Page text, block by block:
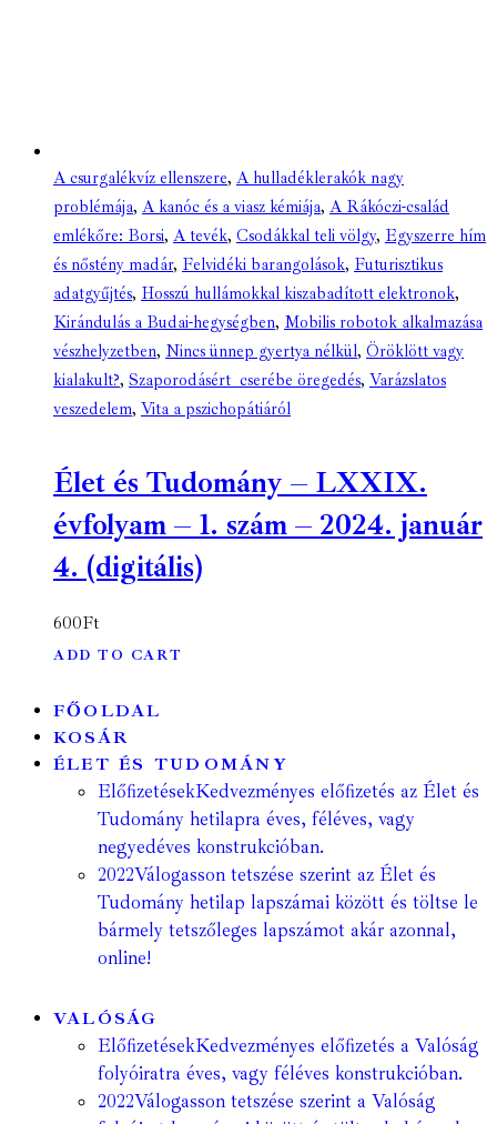
A csurgalékvíz ellenszere, A hulladéklerakók nagy
problémája, A kanóc és a viasz kémiája, A Rákóczi-család
emlékőre: Borsi, A tevék, Csodákkal teli völgy, Egyszerre hím
és nőstény madár, Felvidéki barangolások, Futurisztikus
adatgyűjtés, Hosszú hullámokkal kiszabadított elektronok,
Kirándulás a Budai-hegységben, Mobilis robotok alkalmazása
vészhelyzetben, Nincs ünnep gyertya nélkül, Öröklött vagy
kialakult?, Szaporodásért cserébe öregedés, Varázslatos
veszedelem, Vita a pszichopátiáról
Élet és Tudomány – LXXIX.
évfolyam – 1. szám – 2024. január
4. (digitális)
600Ft
ADD TO CART
FŐOLDAL
KOSÁR
ÉLET ÉS TUDOMÁNY
ElőfizetésekKedvezményes előfizetés az Élet és
Tudomány hetilapra éves, féléves, vagy
negyedéves konstrukcióban.
2022Válogasson tetszése szerint az Élet és
Tudomány hetilap lapszámai között és töltse le
bármely tetszőleges lapszámot akár azonnal,
online!
VALÓSÁG
ElőfizetésekKedvezményes előfizetés a Valóság
folyóiratra éves, vagy féléves konstrukcióban.
2022Válogasson tetszése szerint a Valóság